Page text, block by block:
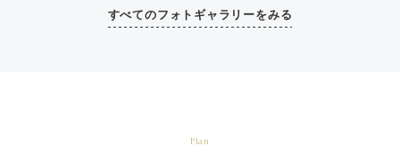
すべてのフォトギャラリーをみる
Plan